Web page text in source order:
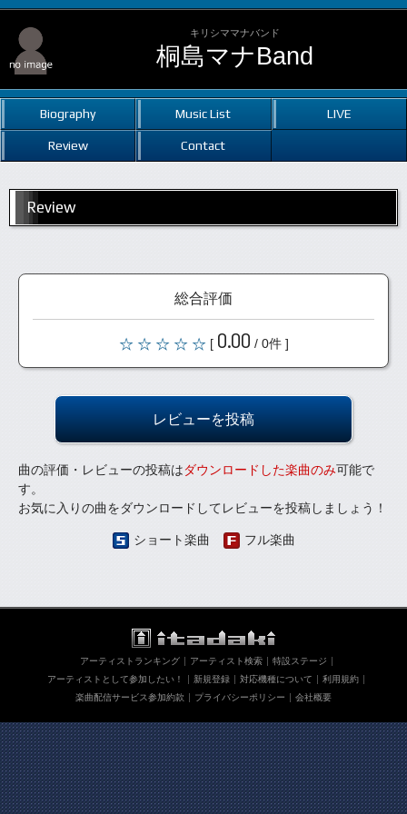
キリシママナバンド
桐島マナBand
Biography Music List LIVE
Review Contact
Review
総合評価
[ 0.00 / 0件 ]
レビューを投稿
曲の評価・レビューの投稿はダウンロードした楽曲のみ可能で
す。
お気に入りの曲をダウンロードしてレビューを投稿しましょう！
ショート楽曲 フル楽曲
アーティストランキング アーティスト検索
特設ステージ
アーティストとして参加したい！
新規登録 対応機種について
利用規約
楽曲配信サービス参加約款
プライバシーポリシー 会社概要